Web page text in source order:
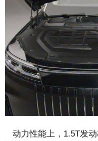
动力性能上，1.5T发